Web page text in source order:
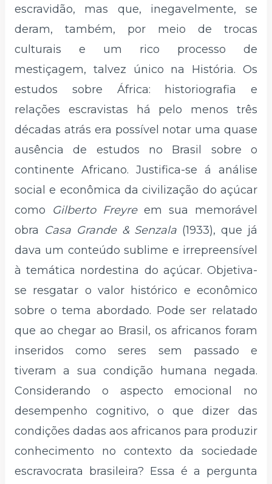
escravidão, mas que, inegavelmente, se
deram, também, por meio de trocas
culturais e um rico processo de
mestiçagem, talvez único na História. Os
estudos sobre África: historiografia e
relações escravistas há pelo menos três
décadas atrás era possível notar uma quase
ausência de estudos no Brasil sobre o
continente Africano. Justifica-se á análise
social e econômica da civilização do açúcar
como Gilberto Freyre em sua memorável
obra Casa Grande & Senzala (1933), que já
dava um conteúdo sublime e irrepreensível
à temática nordestina do açúcar. Objetiva-
se resgatar o valor histórico e econômico
sobre o tema abordado. Pode ser relatado
que ao chegar ao Brasil, os africanos foram
inseridos como seres sem passado e
tiveram a sua condição humana negada.
Considerando o aspecto emocional no
desempenho cognitivo, o que dizer das
condições dadas aos africanos para produzir
conhecimento no contexto da sociedade
escravocrata brasileira? Essa é a pergunta